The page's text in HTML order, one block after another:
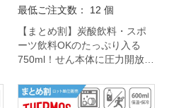
最低ご注文数： 12 個
【まとめ割】炭酸飲料・スポ
ーツ飲料OKのたっぷり入る
750ml！せん本体に圧力開放穴
く回すだけで炭酸飲料による
内圧を逃がすことができま